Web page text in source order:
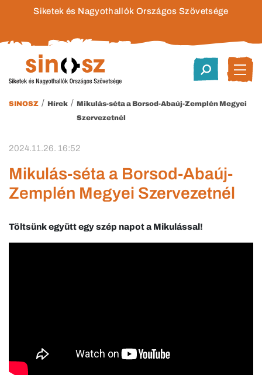
Siketek és Nagyothallók Országos Szövetsége
SINOSZ / Hírek / Mikulás-séta a Borsod-Abaúj-Zemplén Megyei
Szervezetnél
2024.11.26. 16:52
Mikulás-séta a Borsod-Abaúj-
Zemplén Megyei Szervezetnél
Töltsünk együtt egy szép napot a Mikulással!